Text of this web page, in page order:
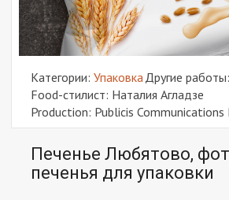
Другие работы:
Категории: Упаковка
Food-стилист: Наталия Агладзе
Production: Publicis Communications
Печенье Любятово,
печенья для упаковки